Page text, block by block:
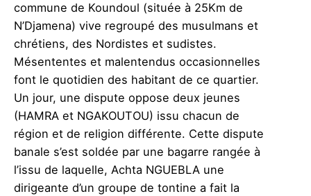
commune de Koundoul (située à 25Km de
N’Djamena) vive regroupé des musulmans et
chrétiens, des Nordistes et sudistes.
Mésententes et malentendus occasionnelles
font le quotidien des habitant de ce quartier.
Un jour, une dispute oppose deux jeunes
(HAMRA et NGAKOUTOU) issu chacun de
région et de religion différente. Cette dispute
banale s’est soldée par une bagarre rangée à
l’issu de laquelle, Achta NGUEBLA une
dirigeante d’un groupe de tontine a fait la